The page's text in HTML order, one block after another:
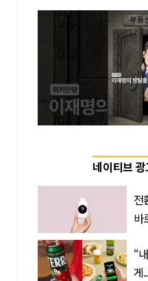
네이티브
전
바
“
게